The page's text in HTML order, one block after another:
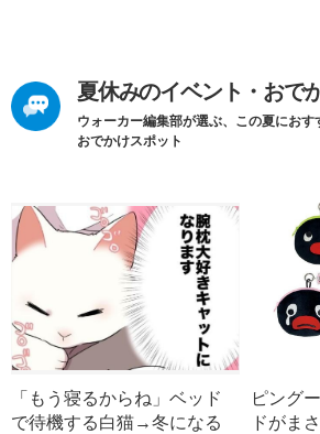
夏休みのイベント・おで
ウォーカー編集部が選ぶ、この夏におす
おでかけスポット
「もう寝るからね」ベッド
で待機する白猫→冬になる
ピング
ドがま